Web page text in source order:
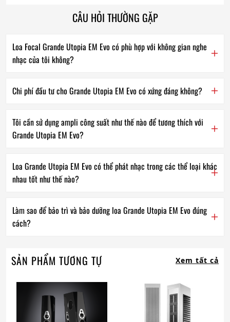
CÂU HỎI THƯỜNG GẶP
Loa Focal Grande Utopia EM Evo có phù hợp với không gian nghe
nhạc của tôi không?
Chi phí đầu tư cho Grande Utopia EM Evo có xứng đáng không?
Tôi cần sử dụng ampli công suất như thế nào để tương thích với
Grande Utopia EM Evo?
Loa Grande Utopia EM Evo có thể phát nhạc trong các thể loại khác
nhau tốt như thế nào?
Làm sao để bảo trì và bảo dưỡng loa Grande Utopia EM Evo đúng
cách?
SẢN PHẨM TƯƠNG TỰ Xem tất cả